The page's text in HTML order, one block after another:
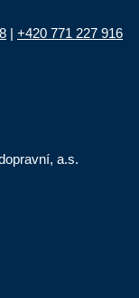
| +420 771 227 916
a.s.